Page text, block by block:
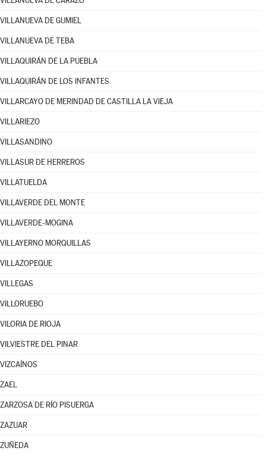
VILLANUEVA DE GUMIEL
VILLANUEVA DE TEBA
VILLAQUIRÁN DE LA PUEBLA
VILLAQUIRÁN DE LOS INFANTES
VILLARCAYO DE MERINDAD DE CASTILLA LA VIEJA
VILLARIEZO
VILLASANDINO
VILLASUR DE HERREROS
VILLATUELDA
VILLAVERDE DEL MONTE
VILLAVERDE-MOGINA
VILLAYERNO MORQUILLAS
VILLAZOPEQUE
VILLEGAS
VILLORUEBO
VILORIA DE RIOJA
VILVIESTRE DEL PINAR
VIZCAÍNOS
ZAEL
ZARZOSA DE RÍO PISUERGA
ZAZUAR
ZUÑEDA